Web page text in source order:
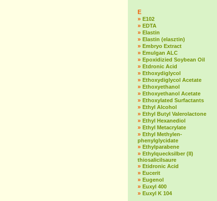
E
» E102
» EDTA
» Elastin
» Elastin (elasztin)
» Embryo Extract
» Emulgan ALC
» Epoxidizied Soybean Oil
» Etdronic Acid
» Ethoxydiglycol
» Ethoxydiglycol Acetate
» Ethoxyethanol
» Ethoxyethanol Acetate
» Ethoxylated Surfactants
» Ethyl Alcohol
» Ethyl Butyl Valerolactone
» Ethyl Hexanediol
» Ethyl Metacrylate
» Ethyl Methylen-
phenylglycidate
» Ethylparabene
» Ethylquecksilber (II)
thiosalicilsaure
» Etidronic Acid
» Eucerit
» Eugenol
» Euxyl 400
» Euxyl K 104